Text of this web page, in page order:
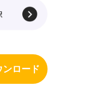
ロード